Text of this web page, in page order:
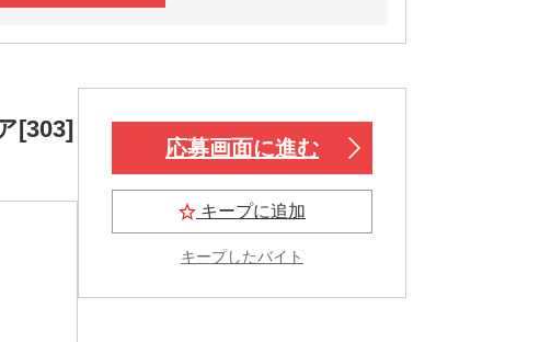
[303]
応募画面に進む
キープに追加
キープしたバイト